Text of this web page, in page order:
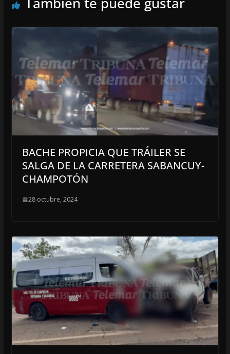
BACHE PROPICIA QUE TRÁILER SE
SALGA DE LA CARRETERA SABANCUY-
CHAMPOTÓN
28 octubre, 2024